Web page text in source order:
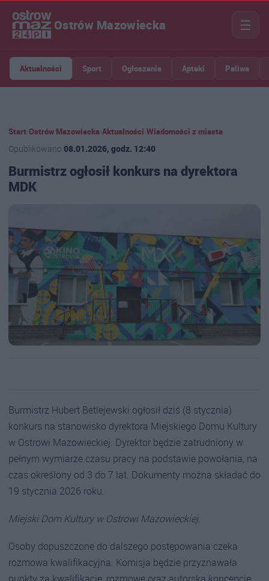
Ostrów Mazowiecka ☰
Aktualności Sport Ogłoszenia Apteki Paliwa
Start Ostrów Mazowiecka Aktualności Wiadomości z miasta
Opublikowano 08.01.2026, godz. 12:40
Burmistrz ogłosił konkurs na dyrektora
MDK
Burmistrz Hubert Betlejewski ogłosił dziś (8 stycznia)
konkurs na stanowisko dyrektora Miejskiego Domu Kultury
w Ostrowi Mazowieckiej. Dyrektor będzie zatrudniony w
pełnym wymiarze czasu pracy na podstawie powołania, na
czas określony od 3 do 7 lat. Dokumenty można składać do
19 stycznia 2026 roku.
Miejski Dom Kultury w Ostrowi Mazowieckiej.
Osoby dopuszczone do dalszego postępowania czeka
rozmowa kwalifikacyjna. Komisja będzie przyznawała